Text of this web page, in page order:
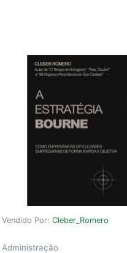
Vendido Por:Cleber_Romero
Administração